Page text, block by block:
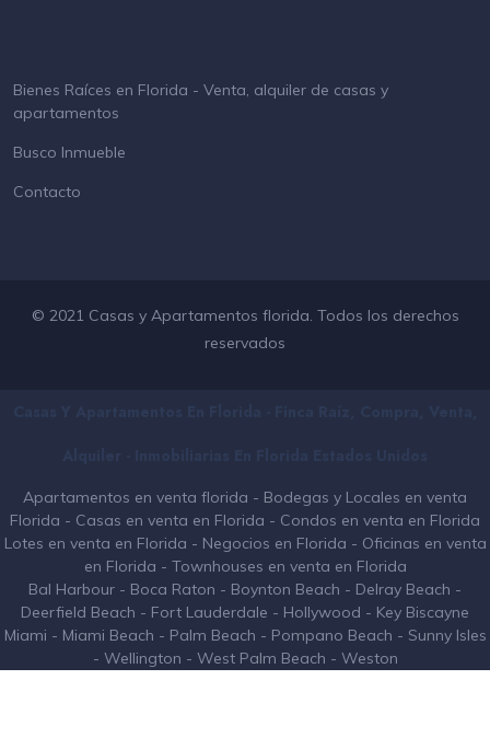
Bienes Raíces en Florida - Venta, alquiler de casas y
apartamentos
Busco Inmueble
Contacto
© 2021 Casas y Apartamentos florida. Todos los derechos
reservados
Apartamentos en venta florida - Bodegas y Locales en venta
Florida - Casas en venta en Florida - Condos en venta en Florida
Lotes en venta en Florida - Negocios en Florida - Oficinas en venta
en Florida - Townhouses en venta en Florida
Bal Harbour - Boca Raton - Boynton Beach - Delray Beach -
Deerfield Beach - Fort Lauderdale - Hollywood - Key Biscayne
Miami - Miami Beach - Palm Beach - Pompano Beach - Sunny Isles
- Wellington - West Palm Beach - Weston